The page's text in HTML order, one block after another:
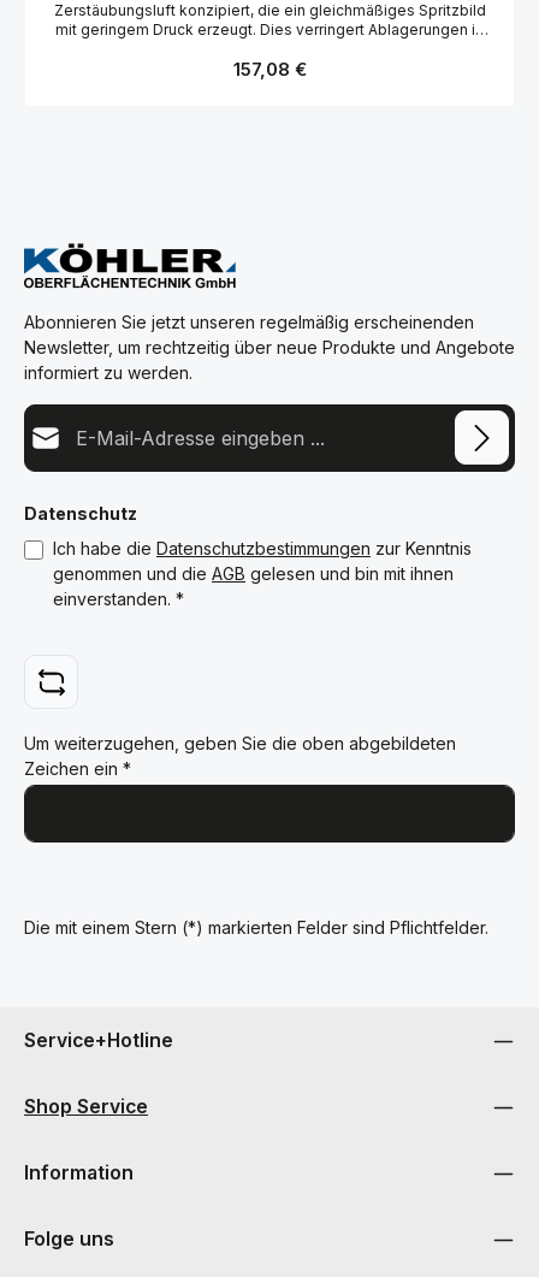
Zerstäubungsluft konzipiert, die ein gleichmäßiges Spritzbild
mit geringem Druck erzeugt. Dies verringert Ablagerungen in
Luftspritzpistolen: 2004154, 2004155, 2004156, 2004161,
Regulärer Preis:
157,08 €
Abonnieren Sie jetzt unseren regelmäßig erscheinenden
Newsletter, um rechtzeitig über neue Produkte und Angebote
informiert zu werden.
E-Mail-Adresse*
Datenschutz
Ich habe die Datenschutzbestimmungen zur Kenntnis
genommen und die AGB gelesen und bin mit ihnen
einverstanden. *
Um weiterzugehen, geben Sie die oben abgebildeten
Zeichen ein *
Die mit einem Stern (*) markierten Felder sind Pflichtfelder.
Service+Hotline
Shop Service
Information
Folge uns